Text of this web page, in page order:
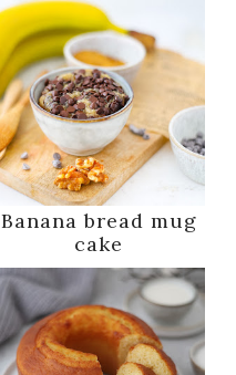
Banana bread mug
cake